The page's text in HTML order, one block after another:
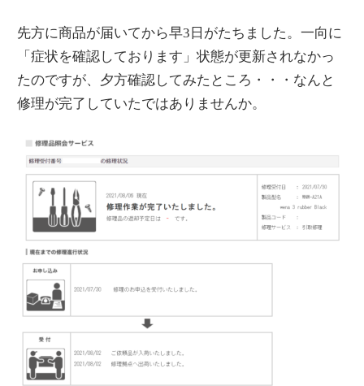
先方に商品が届いてから早3日がたちました。一向に
「症状を確認しております」状態が更新されなかっ
たのですが、夕方確認してみたところ・・・なんと
修理が完了していたではありませんか。